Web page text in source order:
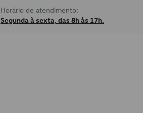
Horário de atendimento:
Segunda à sexta, das 8h às 17h.